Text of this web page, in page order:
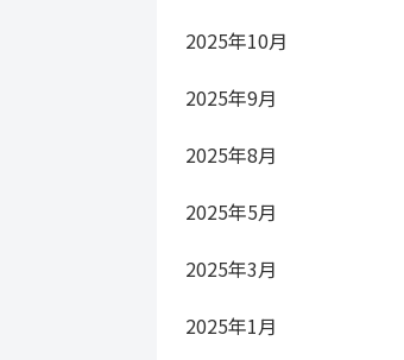
2025年10月
2025年9月
2025年8月
2025年5月
2025年3月
2025年1月